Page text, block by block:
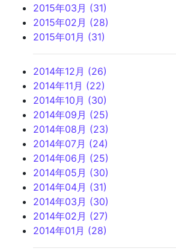
2015年03月 (31)
2015年02月 (28)
2015年01月 (31)
2014年12月 (26)
2014年11月 (22)
2014年10月 (30)
2014年09月 (25)
2014年08月 (23)
2014年07月 (24)
2014年06月 (25)
2014年05月 (30)
2014年04月 (31)
2014年03月 (30)
2014年02月 (27)
2014年01月 (28)